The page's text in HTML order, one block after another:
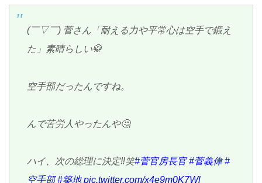
(￣▽￣) 菅さん「耐える力や平常心は空手で鍛え
た」素晴らしい🥋
空手部だったんですね。
んで苦労人やったんや🤔
ハイ、次の総理に決定‼️笑#菅官房長官 #菅義偉 #
空手部 #築地 pic.twitter.com/x4e9m0K7Wl